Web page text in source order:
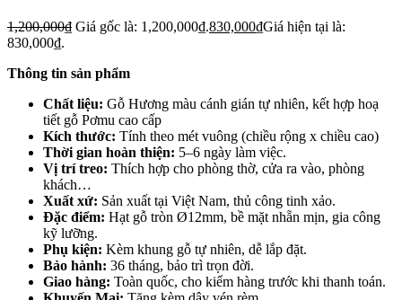
1,200,000₫ Giá gốc là: 1,200,000₫.830,000₫Giá hiện tại là:
830,000₫.
Thông tin sản phẩm
Chất liệu: Gỗ Hương màu cánh gián tự nhiên, kết hợp hoạ
tiết gỗ Pơmu cao cấp
Kích thước: Tính theo mét vuông (chiều rộng x chiều cao)
Thời gian hoàn thiện: 5–6 ngày làm việc.
Vị trí treo: Thích hợp cho phòng thờ, cửa ra vào, phòng
khách…
Xuất xứ: Sản xuất tại Việt Nam, thủ công tinh xảo.
Đặc điểm: Hạt gỗ tròn Ø12mm, bề mặt nhẵn mịn, gia công
kỹ lưỡng.
Phụ kiện: Kèm khung gỗ tự nhiên, dễ lắp đặt.
Bảo hành: 36 tháng, bảo trì trọn đời.
Giao hàng: Toàn quốc, cho kiểm hàng trước khi thanh toán.